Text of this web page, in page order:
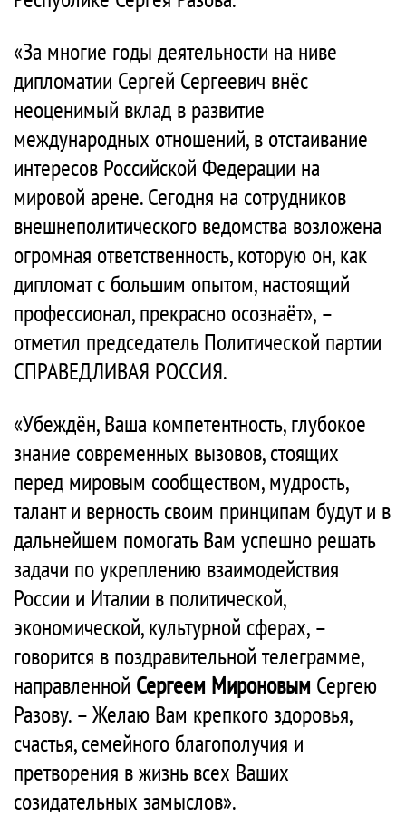
«За многие годы деятельности на ниве
дипломатии Сергей Сергеевич внёс
неоценимый вклад в развитие
международных отношений, в отстаивание
интересов Российской Федерации на
мировой арене. Сегодня на сотрудников
внешнеполитического ведомства возложена
огромная ответственность, которую он, как
дипломат с большим опытом, настоящий
профессионал, прекрасно осознаёт», –
отметил председатель Политической партии
СПРАВЕДЛИВАЯ РОССИЯ.
«Убеждён, Ваша компетентность, глубокое
знание современных вызовов, стоящих
перед мировым сообществом, мудрость,
талант и верность своим принципам будут и в
дальнейшем помогать Вам успешно решать
задачи по укреплению взаимодействия
России и Италии в политической,
экономической, культурной сферах, –
говорится в поздравительной телеграмме,
направленной Сергеем Мироновым Сергею
Разову. – Желаю Вам крепкого здоровья,
счастья, семейного благополучия и
претворения в жизнь всех Ваших
созидательных замыслов».